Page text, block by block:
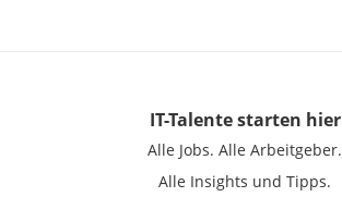
IT-Talentestarten hier
Alle Jobs. Alle Arbeitgeber.
Alle Insights und Tipps.